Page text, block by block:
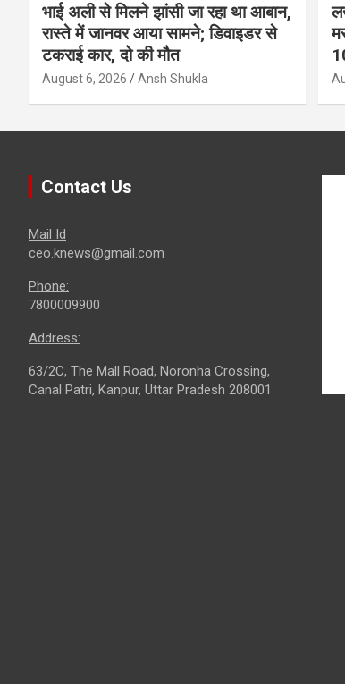
भाई अली से मिलने झांसी जा रहा था आबान,
रास्ते में जानवर आया सामने; डिवाइडर से
टकराई कार, दो की मौत
August 6, 2026 Ansh Shukla
Contact Us
Mail Id
ceo.knews@gmail.com
Phone:
7800009900
Address:
63/2C, The Mall Road, Noronha Crossing,
Canal Patri, Kanpur, Uttar Pradesh 208001